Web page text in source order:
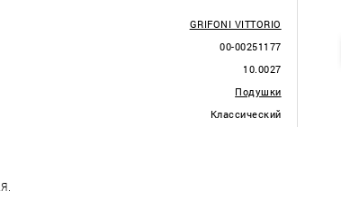
GRIFONI VITTORIO
00-00251177
10.0027
Подушки
Классический